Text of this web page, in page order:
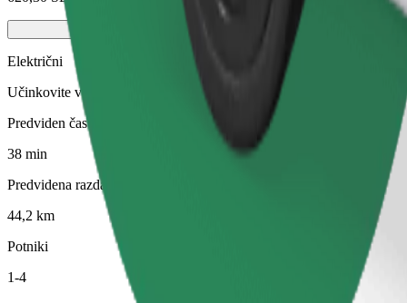
Električni
Učinkovite vožnje v popolnoma električnih vozilih
Predviden čas potovanja
38 min
Predvidena razdalja
44,2 km
Potniki
1-4